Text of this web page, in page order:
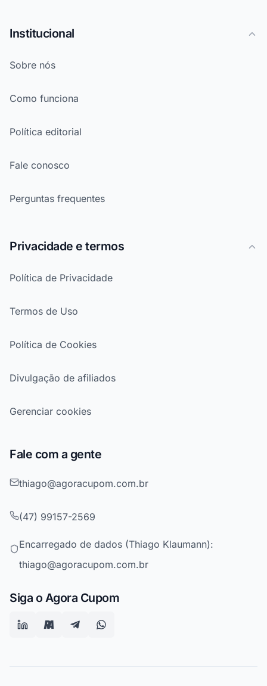
Institucional
Sobre nós
Como funciona
Política editorial
Fale conosco
Perguntas frequentes
Privacidade e termos
Política de Privacidade
Termos de Uso
Política de Cookies
Divulgação de afiliados
Gerenciar cookies
Fale com a gente
thiago@agoracupom.com.br
(47) 99157-2569
Encarregado de dados (Thiago Klaumann):
thiago@agoracupom.com.br
Siga o Agora Cupom